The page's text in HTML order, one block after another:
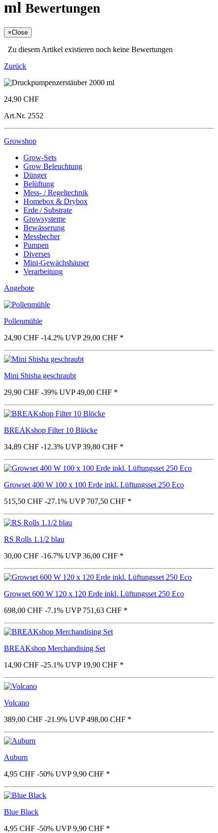
ml Bewertungen
×Close
Zu diesem Artikel existieren noch keine Bewertungen
Zurück
24,90 CHF
Art.Nr. 2552
Growshop
Grow-Sets
Grow Beleuchtung
Dünger
Belüftung
Mess- / Regeltechnik
Homebox & Drybox
Erde / Substrate
Growsysteme
Bewässerung
Messbecher
Pumpen
Diverses
Mini-Gewächshäuser
Verarbeitung
Angebote
Pollenmühle
24,90 CHF -14.2% UVP 29,00 CHF *
Mini Shisha geschraubt
29,90 CHF -39% UVP 49,00 CHF *
BREAKshop Filter 10 Blöcke
34,89 CHF -12.3% UVP 39,80 CHF *
Growset 400 W 100 x 100 Erde inkl. Lüftungsset 250 Eco
515,50 CHF -27.1% UVP 707,50 CHF *
RS Rolls 1.1/2 blau
30,00 CHF -16.7% UVP 36,00 CHF *
Growset 600 W 120 x 120 Erde inkl. Lüftungsset 250 Eco
698,00 CHF -7.1% UVP 751,63 CHF *
BREAKshop Merchandising Set
14,90 CHF -25.1% UVP 19,90 CHF *
Volcano
389,00 CHF -21.9% UVP 498,00 CHF *
Auburn
4,95 CHF -50% UVP 9,90 CHF *
Blue Black
4,95 CHF -50% UVP 9,90 CHF *